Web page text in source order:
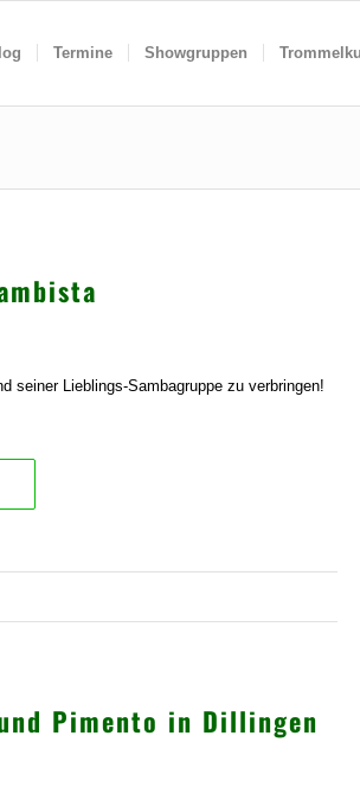
Termine Showgruppen
seiner Lieblings-Sambagruppe zu verbringen!
Pimento in Dillingen